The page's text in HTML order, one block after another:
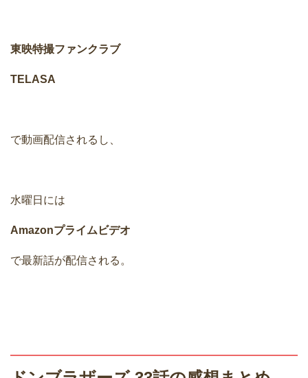
東映特撮ファンクラブ
TELASA
で動画配信されるし、
水曜日には
Amazonプライムビデオ
で最新話が配信される。